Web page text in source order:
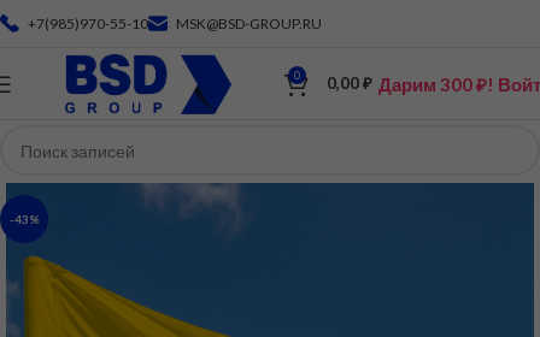
+7(985)970-55-10 MSK@BSD-GROUP.RU
0 0,00₽ Дарим 300 ₽!
-43%